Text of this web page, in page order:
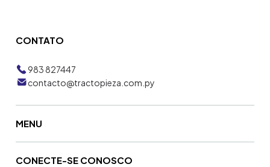
CONTATO
983 827447
contacto@tractopieza.com.py
MENU
CONECTE-SE CONOSCO